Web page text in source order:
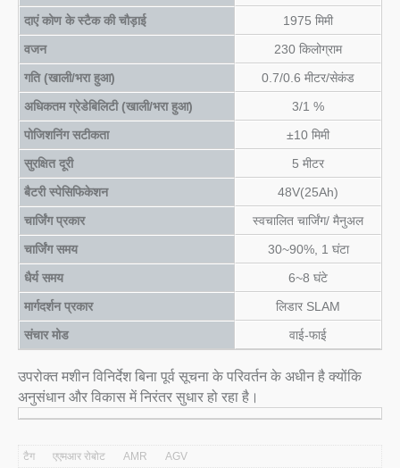
दाएं कोण के स्टैक की चौड़ाई
1975 मिमी
वजन
230 किलोग्राम
गति (खाली/भरा हुआ)
0.7/0.6 मीटर/सेकंड
अधिकतम ग्रेडेबिलिटी (खाली/भरा हुआ)
3/1 %
पोजिशनिंग सटीकता
±10 मिमी
सुरक्षित दूरी
5 मीटर
बैटरी स्पेसिफिकेशन
48V(25Ah)
चार्जिंग प्रकार
स्वचालित चार्जिंग/ मैनुअल
चार्जिंग समय
30~90%, 1 घंटा
धैर्य समय
6~8 घंटे
मार्गदर्शन प्रकार
लिडार SLAM
संचार मोड
वाई-फाई
उपरोक्त मशीन विनिर्देश बिना पूर्व सूचना के परिवर्तन के अधीन है क्योंकि
अनुसंधान और विकास में निरंतर सुधार हो रहा है।
टैग एएमआर रोबोट AMR AGV